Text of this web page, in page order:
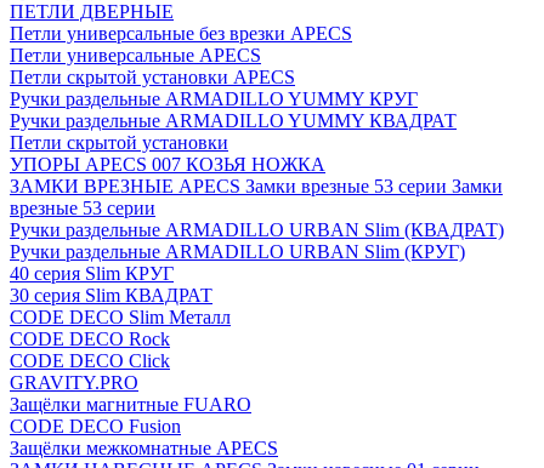
ПЕТЛИ ДВЕРНЫЕ
Петли универсальные без врезки APECS
Петли универсальные APECS
Петли скрытой установки APECS
Ручки раздельные ARMADILLO YUMMY КРУГ
Ручки раздельные ARMADILLO YUMMY КВАДРАТ
Петли скрытой установки
УПОРЫ APECS 007 КОЗЬЯ НОЖКА
ЗАМКИ ВРЕЗНЫЕ APECS Замки врезные 53 серии Замки
врезные 53 серии
Ручки раздельные ARMADILLO URBAN Slim (КВАДРАТ)
Ручки раздельные ARMADILLO URBAN Slim (КРУГ)
40 серия Slim КРУГ
30 серия Slim КВАДРАТ
CODE DECO Slim Металл
CODE DECO Rock
CODE DECO Click
GRAVITY.PRO
Защёлки магнитные FUARO
CODE DECO Fusion
Защёлки межкомнатные APECS